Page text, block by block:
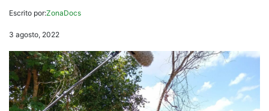
Escrito por:ZonaDocs
3 agosto, 2022